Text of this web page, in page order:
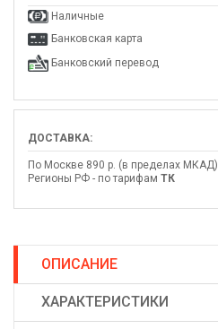
Наличные
Банковская карта
Банковский перевод
ДОСТАВКА:
По Москве 890 р. (в пределах МКАД)
Регионы РФ - по тарифам ТК
ОПИСАНИЕ
ХАРАКТЕРИСТИКИ